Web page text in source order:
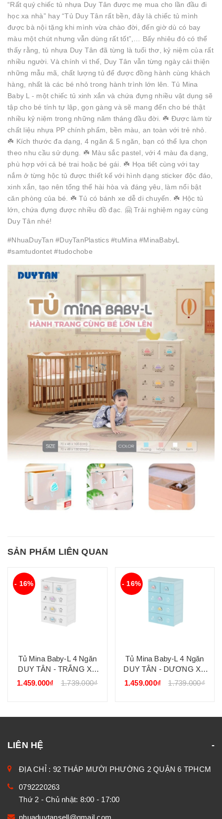
“Rất quý chiếc tủ nhựa Duy Tân được mẹ mua cho lần đầu đi
học xa nhà” hay “Tủ Duy Tân rất bền, đây là chiếc tủ mình
được bà nội tặng khi mình vừa chào đời, đến giờ dù có bay
màu một chút nhưng vẫn dùng rất tốt”,… Bấy nhiêu đó có thể
thấy rằng, tủ nhựa Duy Tân đã từng là tuổi thơ, kỷ niệm của rất
nhiều người. Và chính vì thế, Duy Tân vẫn từng ngày cải thiện
những mẫu mã, chất lượng tủ để được đồng hành cùng khách
hàng, nhất là các bé nhỏ trong hành trình lớn lên. Tủ Mina
Baby L - một chiếc tủ xinh xắn và chứa đựng nhiều vật dụng sẽ
tập cho bé tính tự lập, gọn gàng và sẽ mang đến cho bé thật
nhiều kỷ niệm trong những năm tháng đầu đời. ☘️ Được làm từ
chất liệu nhựa PP chính phẩm, bền màu, an toàn với trẻ nhỏ.
☘️ Kích thước đa dạng, 4 ngăn & 5 ngăn, bạn có thể lựa chọn
theo nhu cầu sử dụng. ☘️ Màu sắc pastel, với 4 màu đa dạng,
phù hợp với cả bé trai hoặc bé gái. ☘️ Họa tiết cùng với tay
nắm ở từng hộc tủ được thiết kế với hình dạng sticker độc đáo,
xinh xắn, tạo nên tổng thể hài hòa và đáng yêu, làm nổi bật
căn phòng của bé. ☘️ Tủ có bánh xe dễ di chuyển. ☘️ Hộc tủ
lớn, chứa đựng được nhiều đồ đạc. 🤗 Trải nghiệm ngay cùng
Duy Tân nhé!
#NhuaDuyTan #DuyTanPlastics #tuMina #MinaBabyL
#samtudontet #tudochobe
SẢN PHẨM LIÊN QUAN
- 16%
Tủ Mina Baby-L 4 Ngăn
DUY TÂN - TRẮNG XE
HƠI
1.459.000₫ 1.739.000₫
- 16%
Tủ Mina Baby-L 4 Ngăn
DUY TÂN - DƯƠNG XE
ĐUA
1.459.000₫ 1.739.000₫
LIÊN HỆ
ĐỊA CHỈ : 92 THÁP MƯỜI PHƯỜNG 2 QUẬN 6 TPHCM
0792220263
Thứ 2 - Chủ nhật: 8:00 - 17:00
nhuaduytansell@gmail.com